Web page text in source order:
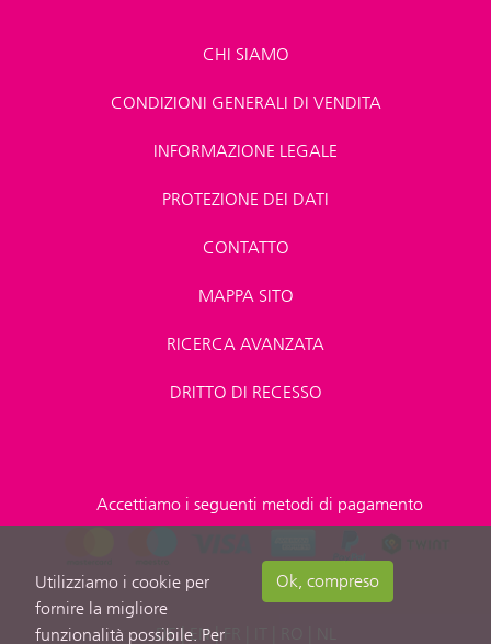
CHI SIAMO
CONDIZIONI GENERALI DI VENDITA
INFORMAZIONE LEGALE
PROTEZIONE DEI DATI
CONTATTO
MAPPA SITO
RICERCA AVANZATA
DRITTO DI RECESSO
Accettiamo i seguenti metodi di pagamento
DE|EN|FR
Utilizziamo i cookie per
fornire la migliore
funzionalità possibile. Per
Ok, compreso